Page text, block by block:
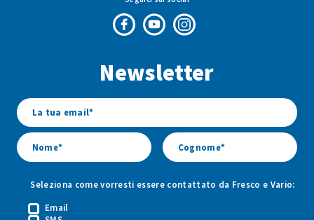
di
di
di
Newsletter
Seleziona come vorresti essere contattato da Fresco e Vario:
Email